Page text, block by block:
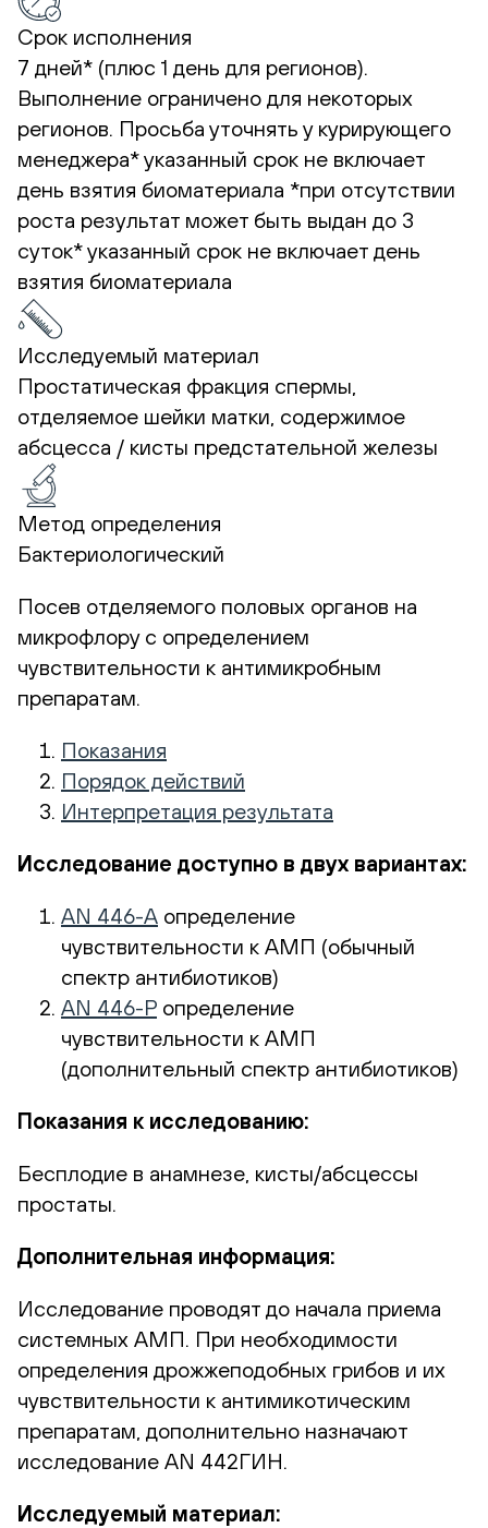
Срок исполнения
7 дней* (плюс 1 день для регионов).
Выполнение ограничено для некоторых
регионов. Просьба уточнять у курирующего
менеджера* указанный срок не включает
день взятия биоматериала *при отсутствии
роста результат может быть выдан до 3
суток*указанный срок не включает день
взятия биоматериала
Исследуемый материал
Простатическая фракция спермы,
отделяемое шейки матки, содержимое
абсцесса / кисты предстательной железы
Метод определения
Бактериологический
Посев отделяемого половых органов на
микрофлору с определением
чувствительности к антимикробным
препаратам.
Показания
Порядок действий
Интерпретация результата
Исследование доступно в двух вариантах:
AN 446-A определение
чувствительности к АМП (обычный
спектр антибиотиков)
AN 446-Р определение
чувствительности к АМП
(дополнительный спектр антибиотиков)
Показания к исследованию:
Бесплодие в анамнезе, кисты/абсцессы
простаты.
Дополнительная информация:
Исследование проводят до начала приема
системных АМП. При необходимости
определения дрожжеподобных грибов и их
чувствительности к антимикотическим
препаратам, дополнительно назначают
исследование AN 442ГИН.
Исследуемый материал: